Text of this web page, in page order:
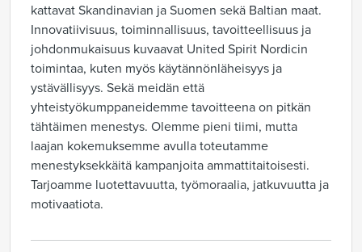
kattavat Skandinavian ja Suomen sekä Baltian maat.
Innovatiivisuus, toiminnallisuus, tavoitteellisuus ja
johdonmukaisuus kuvaavat United Spirit Nordicin
toimintaa, kuten myös käytännönläheisyys ja
ystävällisyys. Sekä meidän että
yhteistyökumppaneidemme tavoitteena on pitkän
tähtäimen menestys. Olemme pieni tiimi, mutta
laajan kokemuksemme avulla toteutamme
menestyksekkäitä kampanjoita ammattitaitoisesti.
Tarjoamme luotettavuutta, työmoraalia, jatkuvuutta ja
motivaatiota.